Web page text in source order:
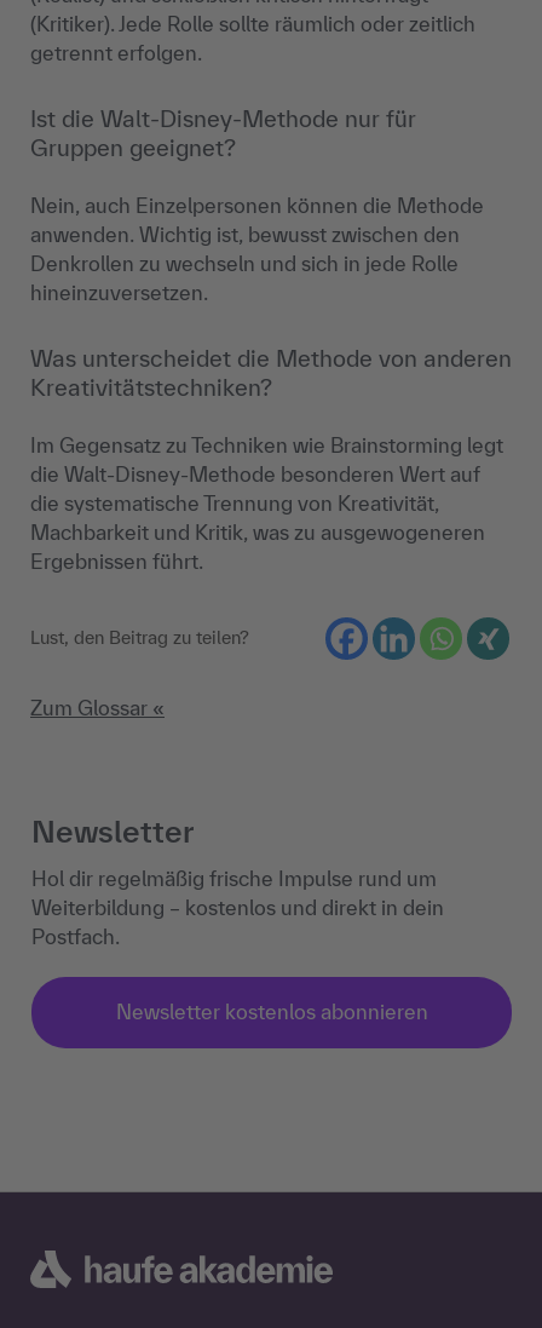
(Kritiker). Jede Rolle sollte räumlich oder zeitlich
getrennt erfolgen.
Ist die Walt-Disney-Methode nur für
Gruppen geeignet?
Nein, auch Einzelpersonen können die Methode
anwenden. Wichtig ist, bewusst zwischen den
Denkrollen zu wechseln und sich in jede Rolle
hineinzuversetzen.
Was unterscheidet die Methode von anderen
Kreativitätstechniken?
Im Gegensatz zu Techniken wie Brainstorming legt
die Walt-Disney-Methode besonderen Wert auf
die systematische Trennung von Kreativität,
Machbarkeit und Kritik, was zu ausgewogeneren
Ergebnissen führt.
Lust, den Beitrag zu teilen?
Zum Glossar «
Newsletter
Hol dir regelmäßig frische Impulse rund um
Weiterbildung – kostenlos und direkt in dein
Postfach.
Newsletter kostenlos abonnieren